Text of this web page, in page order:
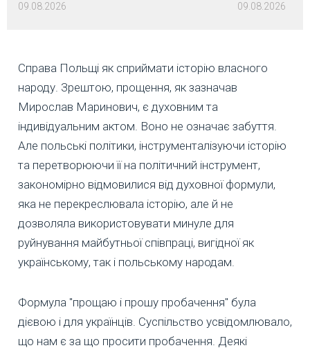
09.08.2026 09.08.2026
Справа Польщі як сприймати історію власного
народу. Зрештою, прощення, як зазначав
Мирослав Маринович, є духовним та
індивідуальним актом. Воно не означає забуття.
Але польські політики, інструменталізуючи історію
та перетворюючи її на політичний інструмент,
закономірно відмовилися від духовної формули,
яка не перекреслювала історію, але й не
дозволяла використовувати минуле для
руйнування майбутньої співпраці, вигідної як
українському, так і польському народам.
Формула "прощаю і прошу пробачення" була
дієвою і для українців. Суспільство усвідомлювало,
що нам є за що просити пробачення. Деякі